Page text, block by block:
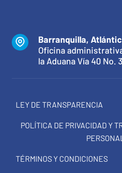
Barranquilla,
Oficina
la Aduana Vía 40 No.
LEY DE TRANSPARENCIA
POLÍTICA DE PRIVACIDAD Y
TÉRMINOS Y CONDICIONES